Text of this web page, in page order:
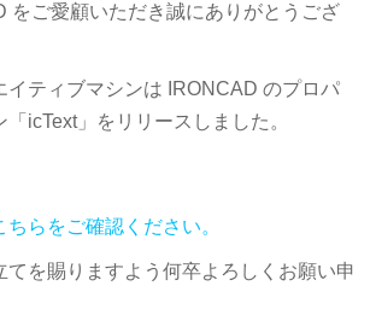
をご愛顧いただき誠にありがとうござ
イティブマシンは IRONCAD のプロパ
icText」をリリースしました。
らをご確認ください。
てを賜りますよう何卒よろしくお願い申